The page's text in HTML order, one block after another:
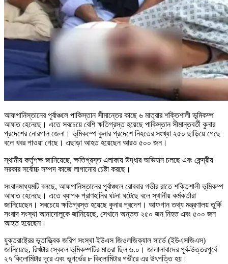
আফগানিস্তানের পূর্বাঞ্চলে পাকিস্তান সীমান্তের কাছে ৬ মাত্রার শক্তিশালী ভূমিকম্প
আঘাত হেনেছে। এতে সবচেয়ে বেশি ক্ষতিগ্রস্ত হয়েছে পাকিস্তান সীমান্তবর্তী কুনার
প্রদেশের নোরগাল জেলা। ভূমিকম্পে কুনার প্রদেশে নিহতের সংখ্যা ২৫০ ছাড়িয়ে গেছে
বলে খবর পাওয়া গেছে। এছাড়া আহত হয়েছেন আরও ৫০০ জন।
স্থানীয় কর্তৃপক্ষ জানিয়েছে, ক্ষতিগ্রস্ত এলাকায় উদ্ধার অভিযান চলছে এবং কেন্দ্রীয়
সরকার সর্বোচ্চ সম্পদ কাজে লাগানোর চেষ্টা করছে।
সংবাদমাধ্যমটি বলছে, আফগানিস্তানের পূর্বাঞ্চলে রোববার গভীর রাতে শক্তিশালী ভূমিকম্প
আঘাত হেনেছে। এতে ব্যাপক প্রাণহানির ঘটনা ঘটেছে বলে স্থানীয় কর্মকর্তারা
জানিয়েছেন। সবচেয়ে ক্ষতিগ্রস্ত হয়েছে কুনার প্রদেশ। আফগান তথ্য মন্ত্রণালয় তুর্কি
সংবাদ সংস্থা আনাদোলুকে জানিয়েছে, সেখানে অন্তত ২৫০ জন নিহত এবং ৫০০ জন
আহত হয়েছেন।
যুক্তরাষ্ট্রের ভূতাত্ত্বিক জরিপ সংস্থা ইউএস জিওলজিক্যাল সার্ভে (ইউএসজিএস)
জানিয়েছে, রিখটার স্কেলে ভূমিকম্পটির মাত্রা ছিল ৬.০। জালালাবাদের পূর্ব-উত্তরপূর্বে
২৭ কিলোমিটার দূরে এবং ভূগর্ভের ৮ কিলোমিটার গভীরে এর উৎপত্তি হয়।